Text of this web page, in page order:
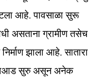
आहे. पावसाळा सुरू
असताना ग्रामीण तसेच
झाला आहे. सातारा
सुरु असून अनेक